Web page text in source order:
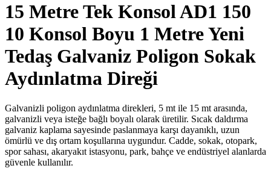
15 Metre Tek Konsol AD1 150
10 Konsol Boyu 1 Metre Yeni
Tedaş Galvaniz Poligon Sokak
Aydınlatma Direği
Galvanizli poligon aydınlatma direkleri, 5 mt ile 15 mt arasında,
galvanizli veya isteğe bağlı boyalı olarak üretilir. Sıcak daldırma
galvaniz kaplama sayesinde paslanmaya karşı dayanıklı, uzun
ömürlü ve dış ortam koşullarına uygundur. Cadde, sokak, otopark,
spor sahası, akaryakıt istasyonu, park, bahçe ve endüstriyel alanlarda
güvenle kullanılır.